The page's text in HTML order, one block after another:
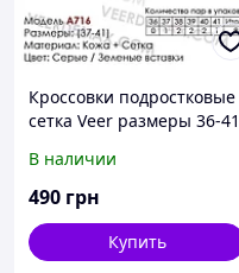
Кроссовки подростковые
сетка Veer размеры 36-41
В наличии
490 грн
Купить